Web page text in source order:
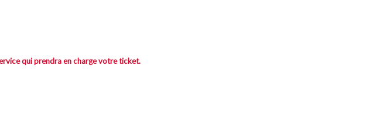
qui prendra en charge votre ticket.